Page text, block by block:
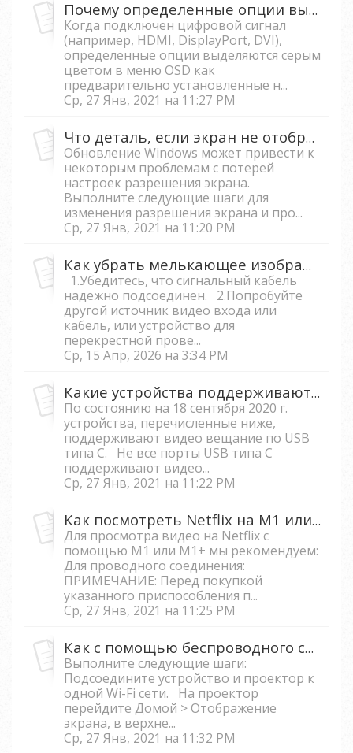
Почему определенные опции выделены серым цветом в меню OSD?
Когда подключен цифровой сигнал
(например, HDMI, DisplayPort, DVI),
определенные опции выделяются серым
цветом в меню OSD как
предварительно установленные н...
Ср, 27 Янв, 2021 на 11:27 PM
Что деталь, если экран не отображает собственное разрешение после обновления Windows 10?
Обновление Windows может привести к
некоторым проблемам с потерей
настроек разрешения экрана.
Выполните следующие шаги для
изменения разрешения экрана и про...
Ср, 27 Янв, 2021 на 11:20 PM
Как убрать мелькающее изображение на проекторе?
1.Убедитесь, что сигнальный кабель
надежно подсоединен. 2.Попробуйте
другой источник видео входа или
кабель, или устройство для
перекрестной прове...
Ср, 15 Апр, 2026 на 3:34 PM
Какие устройства поддерживают USB типа C видео вещание на M1, M1+,M1+_G2,M1+_V, M2 и X10-4K?
По состоянию на 18 сентября 2020 г.
устройства, перечисленные ниже,
поддерживают видео вещание по USB
типа C. Не все порты USB типа C
поддерживают видео...
Ср, 27 Янв, 2021 на 11:22 PM
Как посмотреть Netflix на M1 или M1+ с моим мобильным телефоном?
Для просмотра видео на Netflix с
помощью М1 или М1+ мы рекомендуем:
Для проводного соединения:
ПРИМЕЧАНИЕ: Перед покупкой
указанного приспособления п...
Ср, 27 Янв, 2021 на 11:25 PM
Как с помощью беспроводного соединения отобразить экран мобильного телефона/планшета на смарт проекторе?
Выполните следующие шаги:
Подсоедините устройство и проектор к
одной Wi-Fi сети. На проектор
перейдите Домой > Отображение
экрана, в верхне...
Ср, 27 Янв, 2021 на 11:32 PM